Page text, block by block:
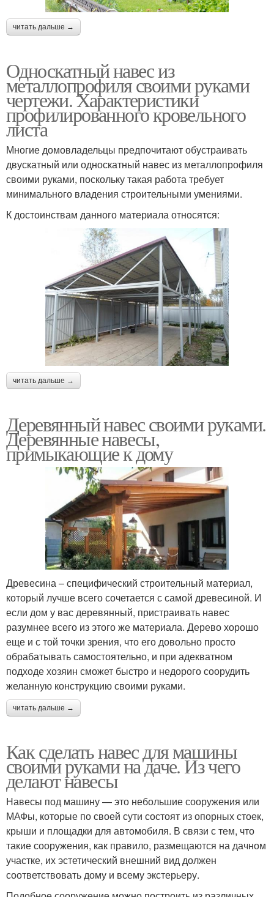
читать дальше →
Односкатный навес из
металлопрофиля своими руками
чертежи. Характеристики
профилированного кровельного
листа
Многие домовладельцы предпочитают обустраивать
двускатный или односкатный навес из металлопрофиля
своими руками, поскольку такая работа требует
минимального владения строительными умениями.
К достоинствам данного материала относятся:
читать дальше →
Деревянный навес своими руками.
Деревянные навесы,
примыкающие к дому
Древесина – специфический строительный материал,
который лучше всего сочетается с самой древесиной. И
если дом у вас деревянный, пристраивать навес
разумнее всего из этого же материала. Дерево хорошо
еще и с той точки зрения, что его довольно просто
обрабатывать самостоятельно, и при адекватном
подходе хозяин сможет быстро и недорого соорудить
желанную конструкцию своими руками.
читать дальше →
Как сделать навес для машины
своими руками на даче. Из чего
делают навесы
Навесы под машину — это небольшие сооружения или
МАФы, которые по своей сути состоят из опорных стоек,
крыши и площадки для автомобиля. В связи с тем, что
такие сооружения, как правило, размещаются на дачном
участке, их эстетический внешний вид должен
соответствовать дому и всему экстерьеру.